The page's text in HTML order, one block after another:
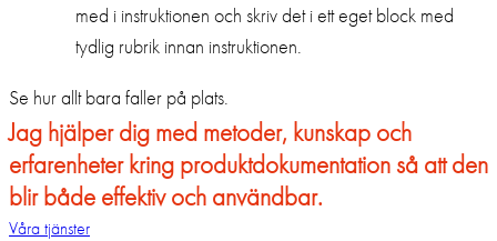
med i instruktionen och skriv det i ett eget block med
tydlig rubrik innan instruktionen.
Se hur allt bara faller på plats.
Jag hjälper dig med metoder, kunskap och
erfarenheter kring produktdokumentation så att den
blir både effektiv och användbar.
Våra tjänster